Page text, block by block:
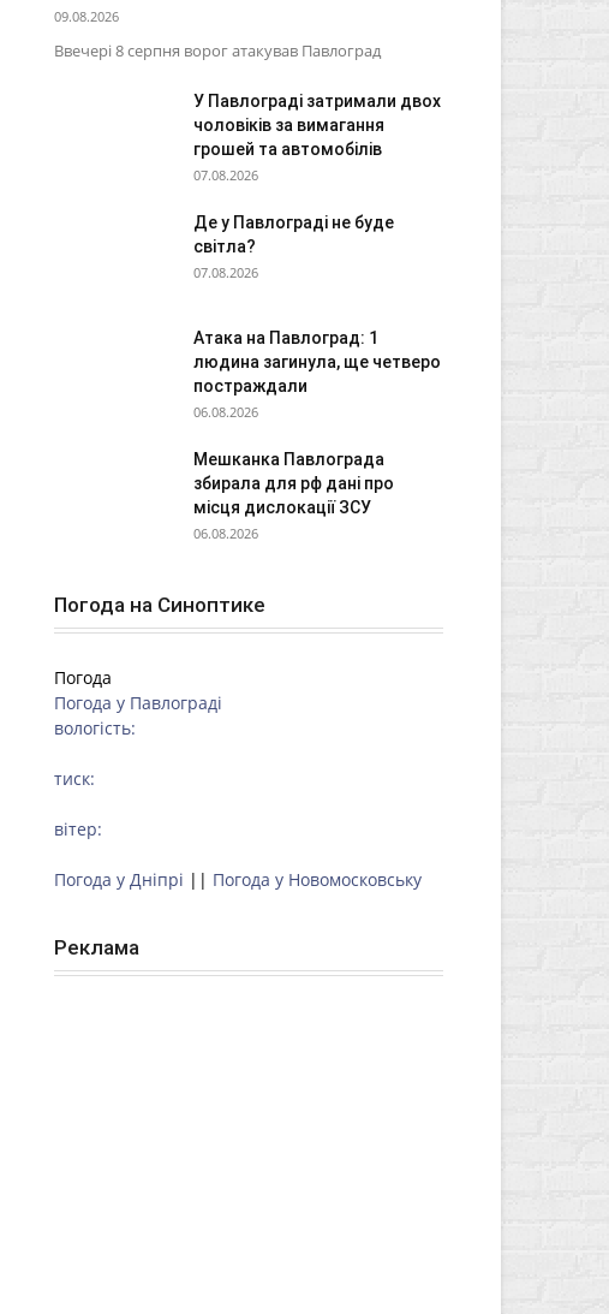
09.08.2026
Ввечері 8 серпня ворог атакував Павлоград
У Павлограді затримали двох
чоловіків за вимагання
грошей та автомобілів
07.08.2026
Де у Павлограді не буде
світла?
07.08.2026
Атака на Павлоград: 1
людина загинула, ще четверо
постраждали
06.08.2026
Мешканка Павлограда
збирала для рф дані про
місця дислокації ЗСУ
06.08.2026
Погода на Синоптике
Погода
Погода у Павлограді
вологість:
тиск:
вітер:
Погода у Дніпрі || Погода у Новомосковську
Реклама